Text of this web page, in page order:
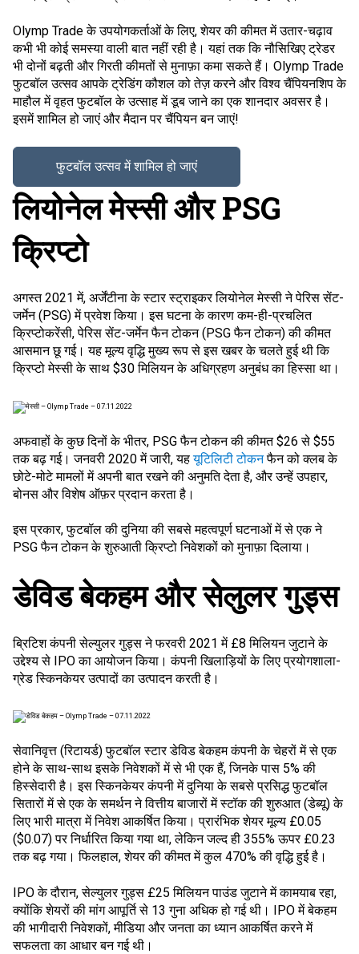
Olymp Trade के उपयोगकर्ताओं के लिए, शेयर की कीमत में उतार-चढ़ाव
कभी भी कोई समस्या वाली बात नहीं रही है। यहां तक ​​​​कि नौसिखिए ट्रेडर
भी दोनों बढ़ती और गिरती कीमतों से मुनाफ़ा कमा सकते हैं। Olymp Trade
फुटबॉल उत्सव आपके ट्रेडिंग कौशल को तेज़ करने और विश्व चैंपियनशिप के
माहौल में वृहत फुटबॉल के उत्साह में डूब जाने का एक शानदार अवसर है।
इसमें शामिल हो जाएं और मैदान पर चैंपियन बन जाएं!
फुटबॉल उत्सव में शामिल हो जाएं
लियोनेल मेस्सी और PSG
क्रिप्टो
अगस्त 2021 में, अर्जेंटीना के स्टार स्ट्राइकर लियोनेल मेस्सी ने पेरिस सेंट-
जर्मेन (PSG) में प्रवेश किया। इस घटना के कारण कम-ही-प्रचलित
क्रिप्टोकरेंसी, पेरिस सेंट-जर्मेन फैन टोकन (PSG फैन टोकन) की कीमत
आसमान छू गई। यह मूल्य वृद्धि मुख्य रूप से इस खबर के चलते हुई थी कि
क्रिप्टो मेस्सी के साथ $30 मिलियन के अधिग्रहण अनुबंध का हिस्सा था।
अफवाहों के कुछ दिनों के भीतर, PSG फैन टोकन की कीमत $26 से $55
तक बढ़ गई। जनवरी 2020 में जारी, यहयूटिलिटी टोकनफैन को क्लब के
छोटे-मोटे मामलों में अपनी बात रखने की अनुमति देता है, और उन्हें उपहार,
बोनस और विशेष ऑफ़र प्रदान करता है।
इस प्रकार, फुटबॉल की दुनिया की सबसे महत्वपूर्ण घटनाओं में से एक ने
PSG फैन टोकन के शुरुआती क्रिप्टो निवेशकों को मुनाफ़ा दिलाया।
डेविड बेकहम और सेलुलर गुड्स
ब्रिटिश कंपनी सेल्युलर गुड्स ने फरवरी 2021 में £8 मिलियन जुटाने के
उद्देश्य से IPOका आयोजन किया। कंपनी खिलाड़ियों के लिए प्रयोगशाला-
ग्रेड स्किनकेयर उत्पादों का उत्पादन करती है।
सेवानिवृत्त (रिटायर्ड) फुटबॉल स्टार डेविड बेकहम कंपनी के चेहरों में से एक
होने के साथ-साथ इसके निवेशकों में से भी एक हैं, जिनके पास 5% की
हिस्सेदारी है। इस स्किनकेयर कंपनी में दुनिया के सबसे प्रसिद्ध फुटबॉल
सितारों में से एक के समर्थन ने वित्तीय बाजारों में स्टॉक की शुरुआत (डेब्यू) के
लिए भारी मात्रा में निवेश आकर्षित किया। प्रारंभिक शेयर मूल्य £0.05
($0.07) पर निर्धारित किया गया था, लेकिन जल्द ही 355% ऊपर £0.23
तक बढ़ गया। फिलहाल, शेयर की कीमत में कुल 470% की वृद्धि हुई है।
IPO के दौरान, सेल्युलर गुड्स £25 मिलियन पाउंड जुटाने में कामयाब रहा,
क्योंकि शेयरों की मांग आपूर्ति से 13 गुना अधिक हो गई थी। IPO में बेकहम
की भागीदारी निवेशकों, मीडिया और जनता का ध्यान आकर्षित करने में
सफलता का आधार बन गई थी।